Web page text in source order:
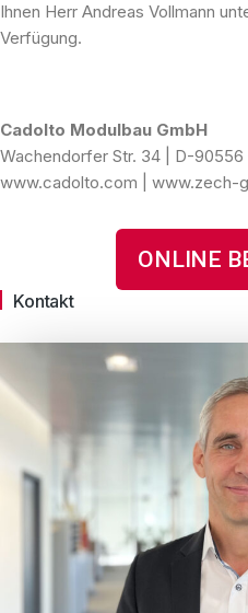
Ihnen Herr Andreas Vollmann
Verfügung.
Cadolto Modulbau GmbH
Wachendorfer Str. 34 | D-90556
www.cadolto.com | www.zech-
ONLINE
Kontakt